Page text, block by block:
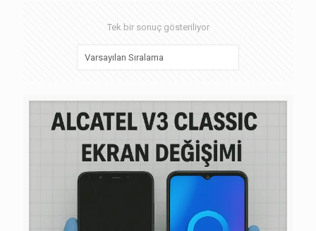
Tek bir sonuç gösteriliyor